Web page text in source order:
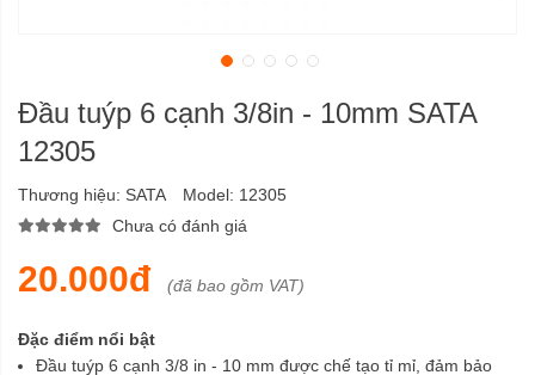
Đầu tuýp 6 cạnh 3/8in - 10mm SATA
12305
Thương hiệu: SATA Model: 12305
Chưa có đánh giá
20.000đ (đã bao gồm VAT)
Đặc điểm nổi bật
Đầu tuýp 6 cạnh 3/8 in - 10 mm được chế tạo tỉ mỉ, đảm bảo